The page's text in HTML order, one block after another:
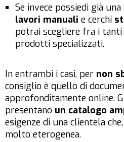
Se invece possiedi già
lavori manuali e cerchi
potrai scegliere fra i
prodotti specializzati.
In entrambi i casi, per non
consiglio è quello di
approfonditamente online.
presentano un catalogo
esigenze di una clientela
molto eterogenea.